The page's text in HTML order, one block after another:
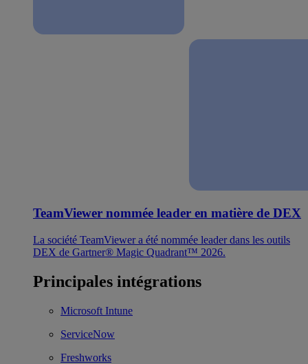
TeamViewer nommée leader en matière de DEX
La société TeamViewer a été nommée leader dans les outils
DEX de Gartner® Magic Quadrant™ 2026.
Principales intégrations
Microsoft Intune
ServiceNow
Freshworks